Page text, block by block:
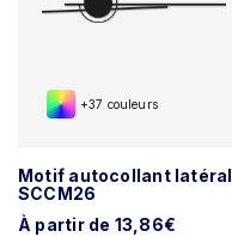
+37 couleurs
Motif autocollant latéral
SCCM26
À partir de 13,86€